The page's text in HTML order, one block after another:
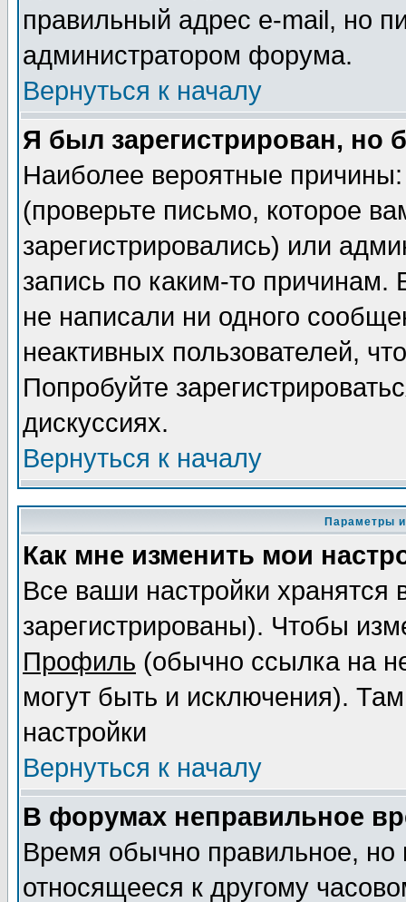
правильный адрес e-mail, но
администратором форума.
Вернуться к началу
Я был зарегистрирован, но
Наиболее вероятные
(проверьте письмо, которое
зарегистрировались) или
запись по каким-то
не написали ни одного
неактивных пользователей,
Попробуйте
дискуссиях.
Вернуться к началу
Параметры
Как мне изменить мои
Все ваши настройки
зарегистрированы). Чтобы
Профиль (обычно ссылка на
могут быть и исключения).
настройки
Вернуться к началу
В форумах неправильное
Время обычно правильное,
относящееся к другому